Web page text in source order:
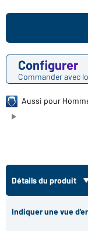
Configurer
Commander avec
Aussi pour
Détails du produit
Indiquer une vue